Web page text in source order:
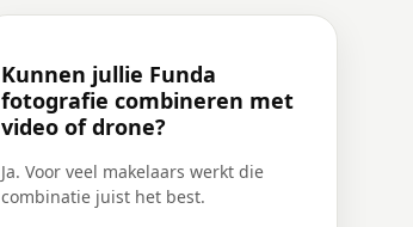
Kunnen jullie Funda
fotografie combineren met
video of drone?
Ja. Voor veel makelaars werkt die
combinatie juist het best.